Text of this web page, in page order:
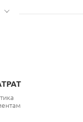
(RJ11)
(RJ11) TWT